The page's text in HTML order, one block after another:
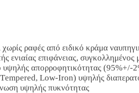
ραφές από ειδικό κράμα
ενιαίας επιφάνειας, συγκολλημένος
υψηλής απορροφητικότητας (95%+/-
Low-Iron) υψηλής
υψηλής πυκνότητας